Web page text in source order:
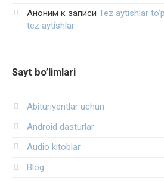
Аноним к записи Tez aytishlar
tez aytishlar
Sayt bo’limlari
Abituriyentlar uchun
Android dasturlar
Audio kitoblar
Blog